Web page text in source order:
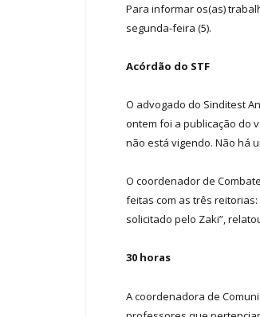
Para informar os(as)
segunda-feira (5).
Acórdão do STF
O advogado do Sinditest
ontem foi a publicação do
não está vigendo. Não há
O coordenador de
feitas com as três reitorias:
solicitado pelo Zaki”,
30 horas
A coordenadora de